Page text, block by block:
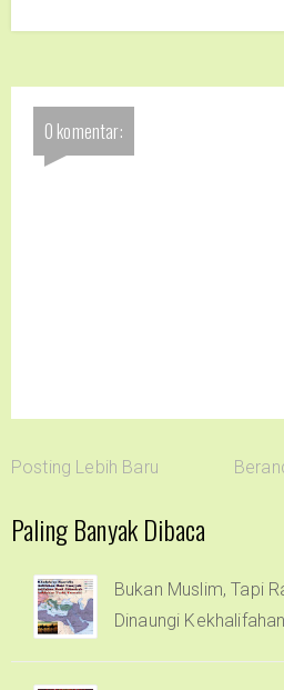
0 komentar:
Posting Lebih Baru
Paling Banyak Dibaca
Bukan Muslim, Tapi
Dinaungi